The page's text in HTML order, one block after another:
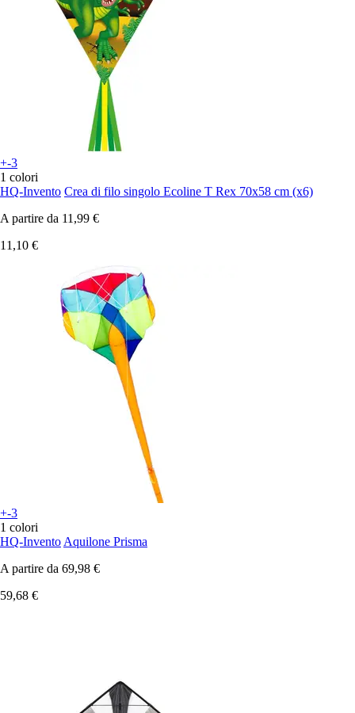
+-3
1 colori
HQ-Invento Crea di filo singolo Ecoline T Rex 70x58 cm (x6)
A partire da 11,99 €
11,10 €
+-3
1 colori
HQ-Invento Aquilone Prisma
A partire da 69,98 €
59,68 €